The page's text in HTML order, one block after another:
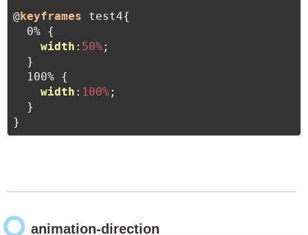
@keyframes test4{
  0% {
width : 50%;
  }
  100% {
width : 100%;
  }
}
animation-direction